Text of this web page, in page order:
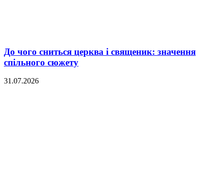
До чого сниться церква і священик: значення
спільного сюжету
31.07.2026